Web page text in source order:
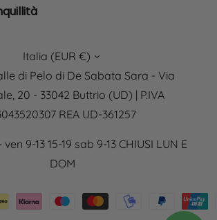
Italia (EUR €)
di Pelo di De Sabata Sara - Via
20 - 33042 Buttrio (UD) | P.IVA
REA UD-361257
9-13 15-19 sab 9-13 CHIUSI LUN E
DOM